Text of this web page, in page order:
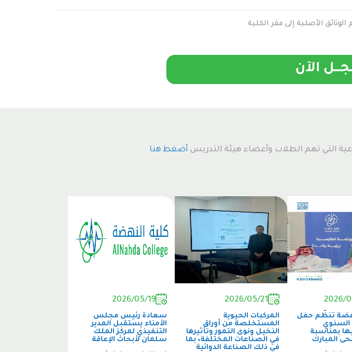
الوثائق الأصلية إلى مقر الكلية
الآن
التي تهم الطلاب وأعضاء هيئة التدريس أضغط هنا
2026/
تنظّم حفل
السنوي
بمناسبة
المبارك
2026/05/21
المركبات الحيوية
المستخلصة من أوراق
النخيل ونوى التمور وتأثيرها
في الصناعات المختلفة، بما
في ذلك الصناعة الدوائية
2026/05/19
سعادة رئيس مجلس
الأمناء يستقبل المدير
التنفيذي لمركز الملك
سلمان لأبحاث الإعاقة